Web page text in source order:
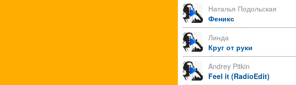
Наталья Подольская
Феникс
Линда
Круг от руки
Andrey Pitkin
Feel it (RadioEdit)